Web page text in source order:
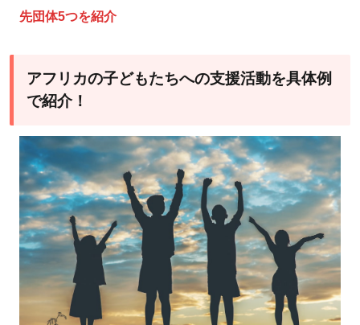
先団体5つを紹介
アフリカの子どもたちへの支援活動を具体例
で紹介！